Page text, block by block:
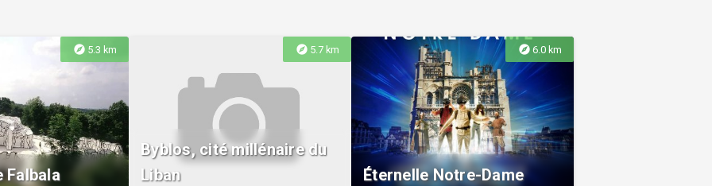
à
de 13 sites
leur intérêt
explore 5.3 km
Falbala
explore 5.7 km
Byblos, cité millénaire du
Liban
explore 6.0 km
Éternelle Notre-Dame